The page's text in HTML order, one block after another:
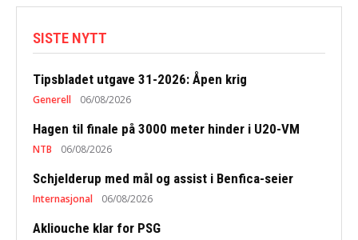
SISTE NYTT
Tipsbladet utgave 31-2026: Åpen krig
Generell 06/08/2026
Hagen til finale på 3000 meter hinder i U20-VM
NTB 06/08/2026
Schjelderup med mål og assist i Benfica-seier
Internasjonal 06/08/2026
Akliouche klar for PSG